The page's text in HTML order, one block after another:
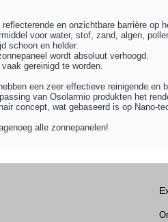
en onzichtbare barrière op
voor water, stof, zand, algen,
schoon en helder.
wordt absoluut verhoogd.
gereinigd te worden.
een zeer effectieve reinigende en
van Osolarmio produkten het
concept, wat gebaseerd is op Nano-
alle zonnepanelen!